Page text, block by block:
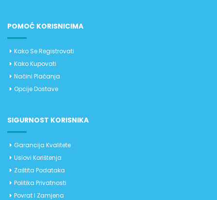
POMOĆ KORISNICIMA
Kako Se Registrovati
Kako Kupovati
Načini Plaćanja
Opcije Dostave
SIGURNOST KORISNIKA
Garancija Kvalitete
Uslovi Korištenja
Zaštita Podataka
Politika Privatnosti
Povrat I Zamjena